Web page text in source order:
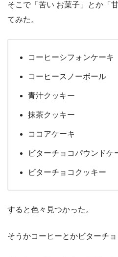
そこで「苦い お菓子」とか「
てみた。
コーヒーシフォンケーキ
コーヒースノーボール
青汁クッキー
抹茶クッキー
ココアケーキ
ビターチョコパウンドケ
ビターチョコクッキー
すると色々見つかった。
そうかコーヒーとかビターチ